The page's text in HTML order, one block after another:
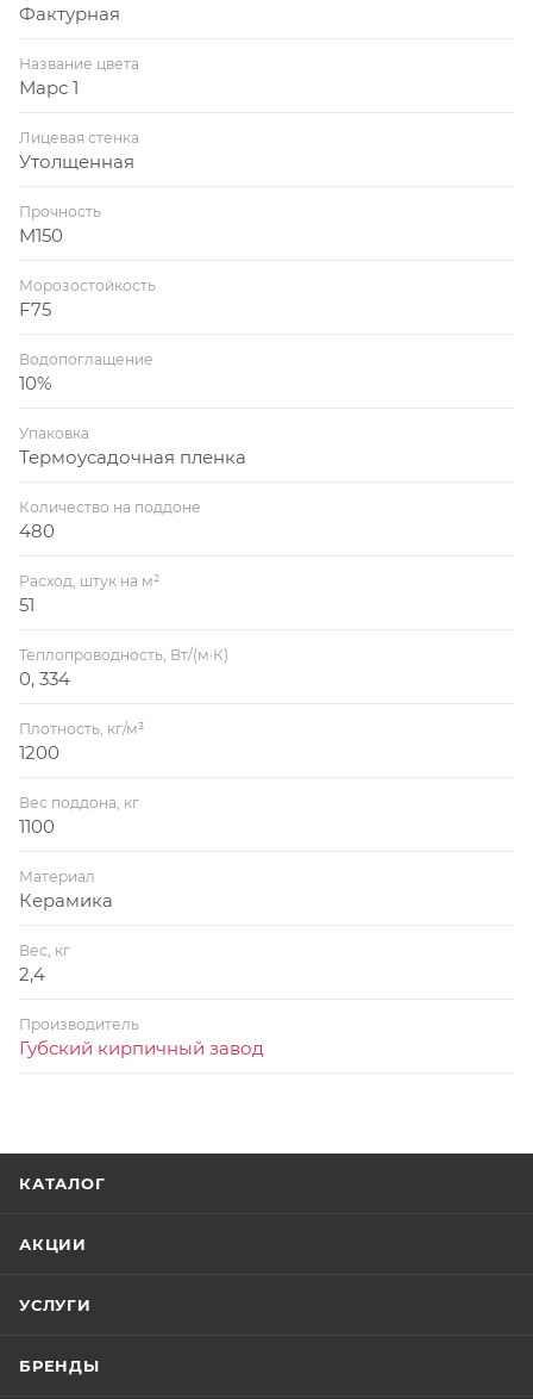
Фактурная
Название цвета
Марс 1
Лицевая стенка
Утолщенная
Прочность
M150
Морозостойкость
F75
Водопоглащение
10%
Упаковка
Термоусадочная пленка
Количество на поддоне
480
Расход, штук на м²
51
Теплопроводность, Вт/(м·К)
0, 334
Плотность, кг/м³
1200
Вес поддона, кг
1100
Материал
Керамика
Вес, кг
2,4
Производитель
Губский кирпичный завод
КАТАЛОГ
АКЦИИ
УСЛУГИ
БРЕНДЫ